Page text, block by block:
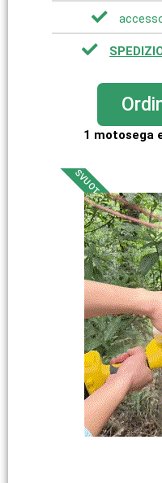
1 motosega
SVUOTA TUTTO